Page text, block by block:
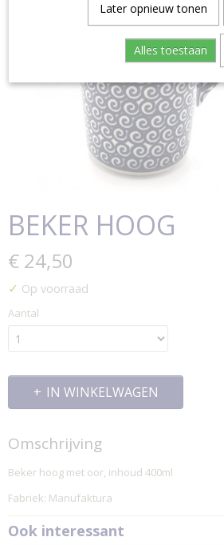
BEKER HOOG
€ 24,50
✓ Op voorraad
Aantal
IN WINKELWAGEN
Omschrijving
Beker hoog met oor, inhoud 400ml
Fabriek: Manufaktura
Ook interessant
Later opnieuw tonen
Alles toestaan